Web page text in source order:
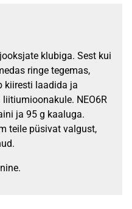
klubiga. Sest kui
ringe tegemas,
kiiresti laadida ja
NEO6R
ja 95 g kaaluga.
teile püsivat valgust,